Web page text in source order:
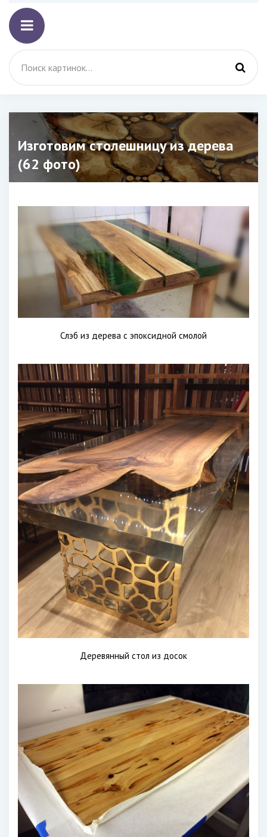
Изготовим столешницу из дерева
(62 фото)
Слэб из дерева с эпоксидной смолой
Деревянный стол из досок